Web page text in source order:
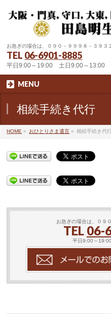
お急ぎの場合は、０９０－９９９８－３９３
TEL 06-6901-8885
平日9:00～19:00 土日9:00～13:00
MENU
相続手続き代行
HOME » おひとりさま遺言 » 相続手続き代
お急ぎの場合は、０９
TEL 06-
平日9:00～